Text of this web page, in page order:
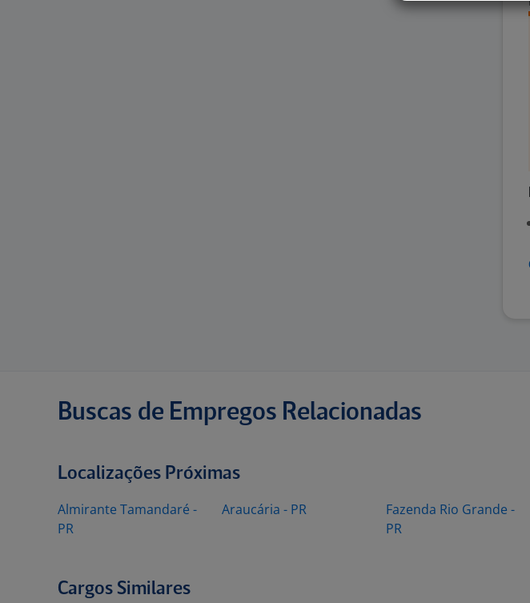
Buscas de Empregos Relacionadas
Localizações Próximas
Almirante Tamandaré -
PR
Araucária - PR
Fazenda Rio Grande -
PR
Cargos Similares